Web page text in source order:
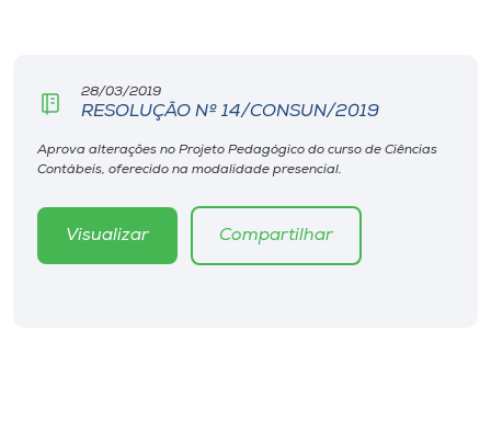
Rádio
28/03/2019
RESOLUÇÃO Nº 14/CONSUN/2019
Aprova alterações no Projeto Pedagógico do curso de Ciências
Contábeis, oferecido na modalidade presencial.
Visualizar Compartilhar